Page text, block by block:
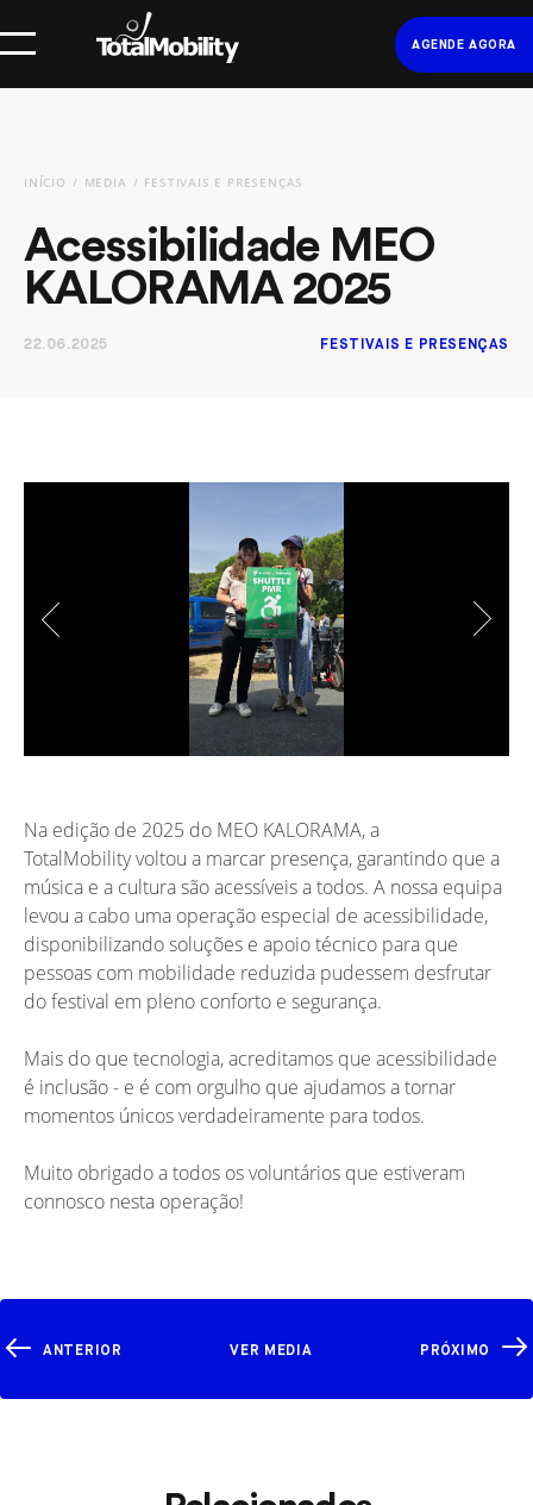
AGENDE AGORA
INÍCIO MEDIA FESTIVAIS E PRESENÇAS
Acessibilidade MEO
KALORAMA 2025
22.06.2025 FESTIVAIS E PRESENÇAS
Na edição de 2025 do MEO KALORAMA, a
TotalMobility voltou a marcar presença, garantindo que a
música e a cultura são acessíveis a todos. A nossa equipa
levou a cabo uma operação especial de acessibilidade,
disponibilizando soluções e apoio técnico para que
pessoas com mobilidade reduzida pudessem desfrutar
do festival em pleno conforto e segurança.
Mais do que tecnologia, acreditamos que acessibilidade
é inclusão - e é com orgulho que ajudamos a tornar
momentos únicos verdadeiramente para todos.
Muito obrigado a todos os voluntários que estiveram
connosco nesta operação!
ANTERIOR VER MEDIA PRÓXIMO